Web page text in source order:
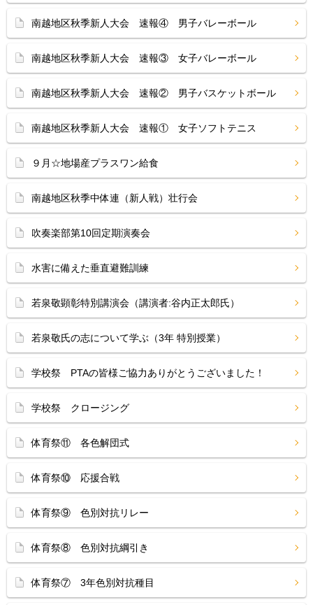
南越地区秋季新人大会 速報④ 男子バレーボール
南越地区秋季新人大会 速報③ 女子バレーボール
南越地区秋季新人大会 速報② 男子バスケットボール
南越地区秋季新人大会 速報① 女子ソフトテニス
９月☆地場産プラスワン給食
南越地区秋季中体連（新人戦）壮行会
吹奏楽部第10回定期演奏会
水害に備えた垂直避難訓練
若泉敬顕彰特別講演会（講演者:谷内正太郎氏）
若泉敬氏の志について学ぶ（3年 特別授業）
学校祭 PTAの皆様ご協力ありがとうございました！
学校祭 クロージング
体育祭⑪ 各色解団式
体育祭⑩ 応援合戦
体育祭⑨ 色別対抗リレー
体育祭⑧ 色別対抗綱引き
体育祭⑦ 3年色別対抗種目